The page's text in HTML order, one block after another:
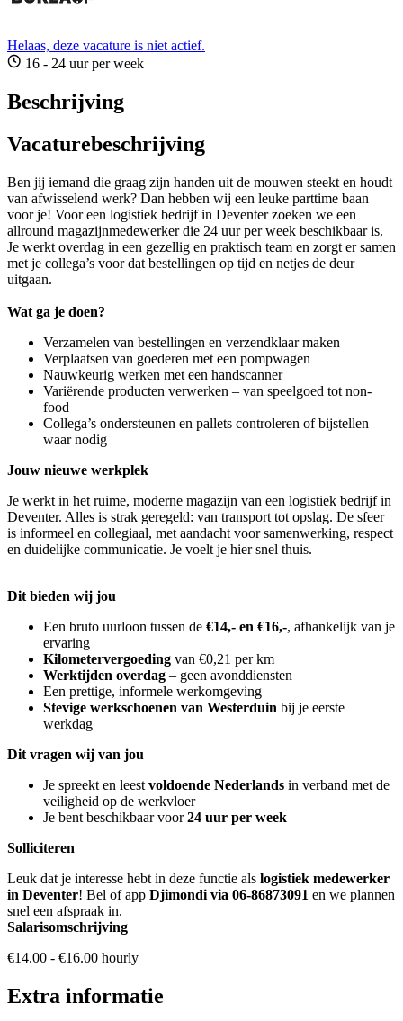
Helaas, deze vacature is niet actief.
16 - 24 uur per week
Beschrijving
Vacaturebeschrijving
Ben jij iemand die graag zijn handen uit de mouwen steekt en houdt
van afwisselend werk? Dan hebben wij een leuke parttime baan
voor je! Voor een logistiek bedrijf in Deventer zoeken we een
allround magazijnmedewerker die 24 uur per week beschikbaar is.
Je werkt overdag in een gezellig en praktisch team en zorgt er samen
met je collega’s voor dat bestellingen op tijd en netjes de deur
uitgaan.
Wat ga je doen?
Verzamelen van bestellingen en verzendklaar maken
Verplaatsen van goederen met een pompwagen
Nauwkeurig werken met een handscanner
Variërende producten verwerken – van speelgoed tot non-
food
Collega’s ondersteunen en pallets controleren of bijstellen
waar nodig
Jouw nieuwe werkplek
Je werkt in het ruime, moderne magazijn van een logistiek bedrijf in
Deventer. Alles is strak geregeld: van transport tot opslag. De sfeer
is informeel en collegiaal, met aandacht voor samenwerking, respect
en duidelijke communicatie. Je voelt je hier snel thuis.
Dit bieden wij jou
Een bruto uurloon tussen de €14,- en €16,-, afhankelijk van je
ervaring
Kilometervergoeding van €0,21 per km
Werktijden overdag – geen avonddiensten
Een prettige, informele werkomgeving
Stevige werkschoenen van Westerduin bij je eerste
werkdag
Dit vragen wij van jou
Je spreekt en leest voldoende Nederlands in verband met de
veiligheid op de werkvloer
Je bent beschikbaar voor24 uur per week
Solliciteren
Leuk dat je interesse hebt in deze functie als logistiek medewerker
in Deventer! Bel of app Djimondi via 06-86873091 en we plannen
snel een afspraak in.
Salarisomschrijving
€14.00 - €16.00 hourly
Extra informatie